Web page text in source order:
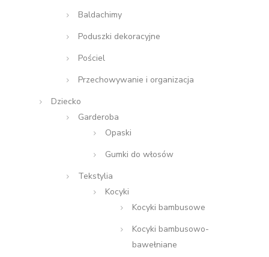
Baldachimy
Poduszki dekoracyjne
Pościel
Przechowywanie i organizacja
Dziecko
Garderoba
Opaski
Gumki do włosów
Tekstylia
Kocyki
Kocyki bambusowe
Kocyki bambusowo-
bawełniane